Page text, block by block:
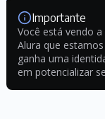
Importante
Você está vendo
Alura que
ganha uma
em potencializar